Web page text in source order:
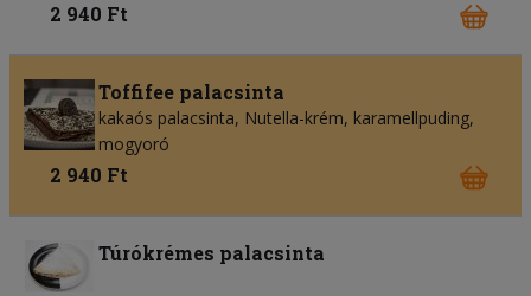
2 940 Ft
Toffifee palacsinta
kakaós palacsinta, Nutella-krém, karamellpuding,
mogyoró
2 940 Ft
Túrókrémes palacsinta